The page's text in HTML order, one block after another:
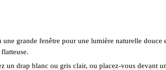
grande fenêtre pour une lumière naturelle
un drap blanc ou gris clair, ou placez-vous devant